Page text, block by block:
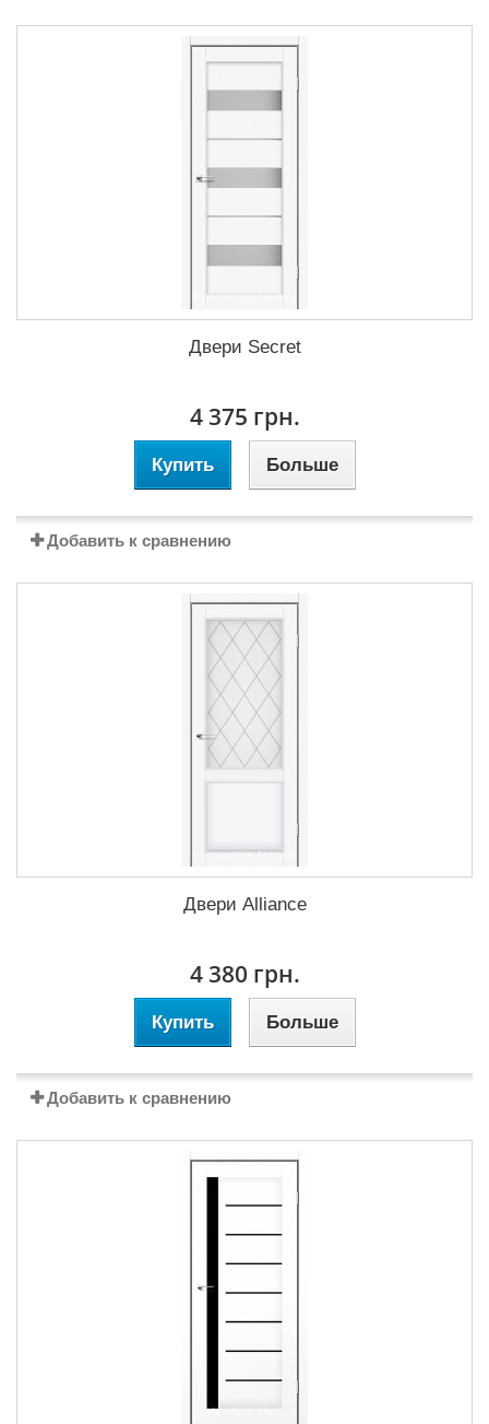
Двери Secret
4 375 грн.
Купить Больше
Добавить к сравнению
Двери Alliance
4 380 грн.
Купить Больше
Добавить к сравнению